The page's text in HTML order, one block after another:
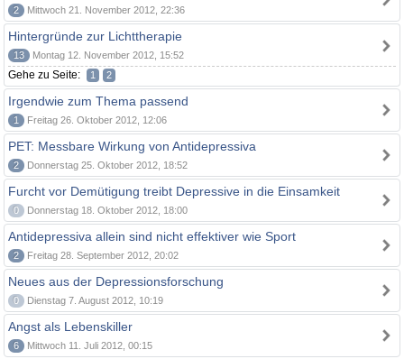
2 Mittwoch 21. November 2012, 22:36
Hintergründe zur Lichttherapie
13 Montag 12. November 2012, 15:52
Gehe zu Seite: 1 2
Irgendwie zum Thema passend
1 Freitag 26. Oktober 2012, 12:06
PET: Messbare Wirkung von Antidepressiva
2 Donnerstag 25. Oktober 2012, 18:52
Furcht vor Demütigung treibt Depressive in die Einsamkeit
0 Donnerstag 18. Oktober 2012, 18:00
Antidepressiva allein sind nicht effektiver wie Sport
2 Freitag 28. September 2012, 20:02
Neues aus der Depressionsforschung
0 Dienstag 7. August 2012, 10:19
Angst als Lebenskiller
6 Mittwoch 11. Juli 2012, 00:15